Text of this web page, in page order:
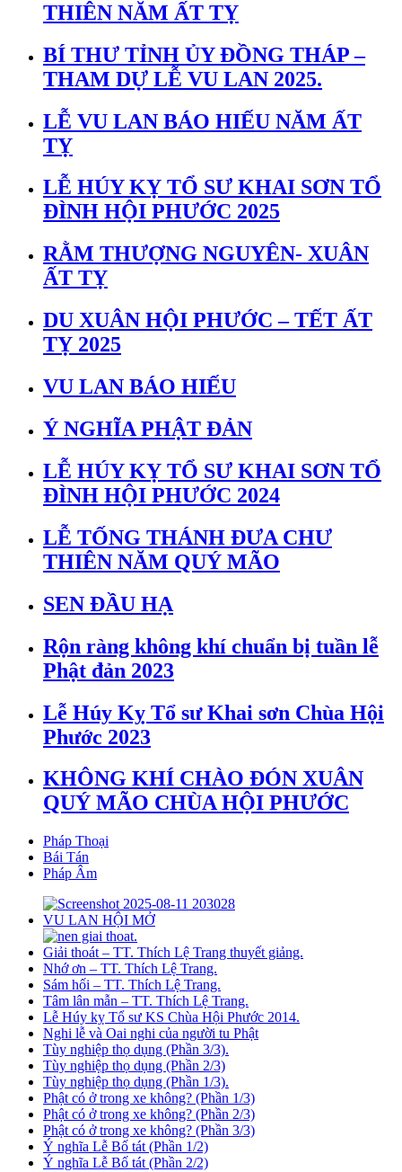
THIÊN NĂM ẤT TỴ
BÍ THƯ TỈNH ỦY ĐỒNG THÁP –
THAM DỰ LỄ VU LAN 2025.
LỄ VU LAN BÁO HIẾU NĂM ẤT
TỴ
LỄ HÚY KỴ TỔ SƯ KHAI SƠN TỔ
ĐÌNH HỘI PHƯỚC 2025
RẰM THƯỢNG NGUYÊN- XUÂN
ẤT TỴ
DU XUÂN HỘI PHƯỚC – TẾT ẤT
TỴ 2025
VU LAN BÁO HIẾU
Ý NGHĨA PHẬT ĐẢN
LỄ HÚY KỴ TỔ SƯ KHAI SƠN TỔ
ĐÌNH HỘI PHƯỚC 2024
LỄ TỐNG THÁNH ĐƯA CHƯ
THIÊN NĂM QUÝ MÃO
SEN ĐẦU HẠ
Rộn ràng không khí chuẩn bị tuần lễ
Phật đản 2023
Lễ Húy Kỵ Tổ sư Khai sơn Chùa Hội
Phước 2023
KHÔNG KHÍ CHÀO ĐÓN XUÂN
QUÝ MÃO CHÙA HỘI PHƯỚC
Pháp Thoại
Bái Tán
Pháp Âm
VU LAN HỘI MỞ
Giải thoát – TT. Thích Lệ Trang thuyết giảng.
Nhớ ơn – TT. Thích Lệ Trang.
Sám hối – TT. Thích Lệ Trang.
Tâm lân mẫn – TT. Thích Lệ Trang.
Lễ Húy kỵ Tổ sư KS Chùa Hội Phước 2014.
Nghi lễ và Oai nghi của người tu Phật
Tùy nghiệp thọ dụng (Phần 3/3).
Tùy nghiệp thọ dụng (Phần 2/3)
Tùy nghiệp thọ dụng (Phần 1/3).
Phật có ở trong xe không? (Phần 1/3)
Phật có ở trong xe không? (Phần 2/3)
Phật có ở trong xe không? (Phần 3/3)
Ý nghĩa Lễ Bố tát (Phần 1/2)
Ý nghĩa Lễ Bố tát (Phần 2/2)